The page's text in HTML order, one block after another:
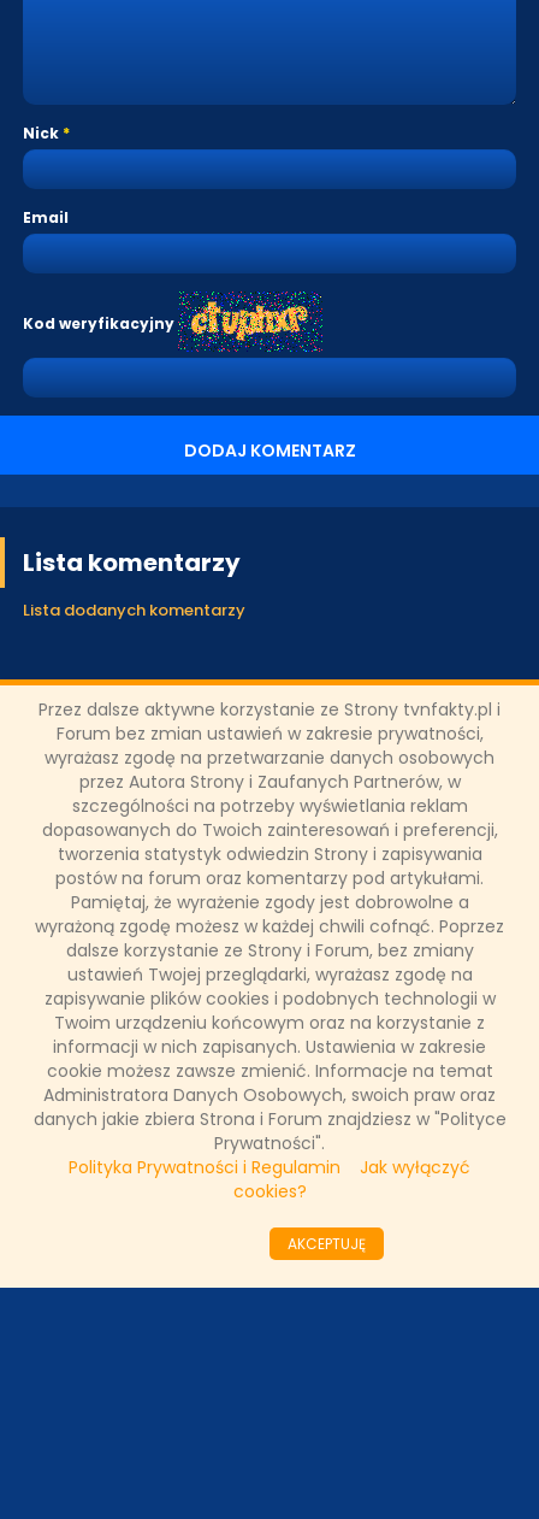
Przez dalsze aktywne korzystanie ze Strony tvnfakty.pl i
Forum bez zmian ustawień w zakresie prywatności,
wyrażasz zgodę na przetwarzanie danych osobowych
przez Autora Strony i Zaufanych Partnerów, w
szczególności na potrzeby wyświetlania reklam
dopasowanych do Twoich zainteresowań i preferencji,
tworzenia statystyk odwiedzin Strony i zapisywania
postów na forum oraz komentarzy pod artykułami.
Pamiętaj, że wyrażenie zgody jest dobrowolne a
wyrażoną zgodę możesz w każdej chwili cofnąć. Poprzez
dalsze korzystanie ze Strony i Forum, bez zmiany
ustawień Twojej przeglądarki, wyrażasz zgodę na
zapisywanie plików cookies i podobnych technologii w
Twoim urządzeniu końcowym oraz na korzystanie z
informacji w nich zapisanych. Ustawienia w zakresie
cookie możesz zawsze zmienić. Informacje na temat
Administratora Danych Osobowych, swoich praw oraz
danych jakie zbiera Strona i Forum znajdziesz w "Polityce
Prywatności".
Polityka Prywatności i Regulamin
Jak wyłączyć
cookies?
AKCEPTUJĘ
ODZIAŁY LOKALNE
PARTNERZY
SONDA
Nick
Email
Kod weryfikacyjny
DODAJ KOMENTARZ
Lista komentarzy
Lista dodanych komentarzy
NASZE WYWIADY
FAKTY TVN
WAŻNE RELACJE
www.tvnfakty.pl| Wszystkie prawa